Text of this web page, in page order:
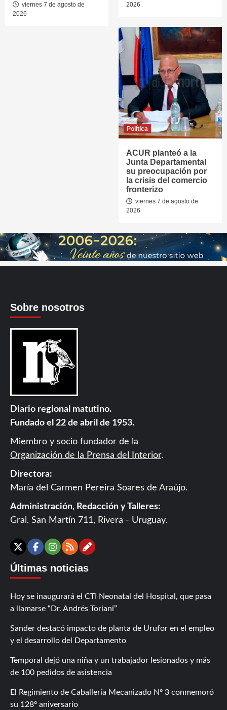
viernes 7 de agosto de
2026
2026
Política
ACUR planteó a la
Junta Departamental
su preocupación por
la crisis del comercio
fronterizo
viernes 7 de agosto de
2026
Sobre nosotros
Diario regional matutino.
Fundado el 22 de abril de 1953.
Miembro y socio fundador de la
Organización de la Prensa del Interior.
Directora:
María del Carmen Pereira Soares de Araújo.
Administración, Redacción y Talleres:
Gral. San Martín 711, Rivera - Uruguay.
X Facebook
Instagram
RSSContáctanos
Últimas noticias
Hoy se inaugurará el CTI Neonatal del Hospital, que pasa
a llamarse “Dr. Andrés Toriani”
Sander destacó impacto de planta de Urufor en el empleo
y el desarrollo del Departamento
Temporal dejó una niña y un trabajador lesionados y más
de 100 pedidos de asistencia
El Regimiento de Caballería Mecanizado Nº 3 conmemoró
su 128º aniversario